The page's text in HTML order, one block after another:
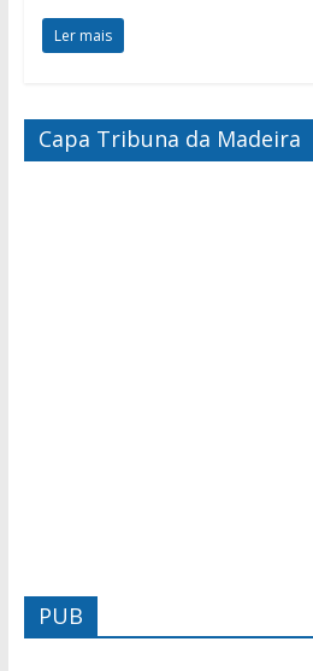
Ler mais
Capa Tribuna da Madeira
PUB